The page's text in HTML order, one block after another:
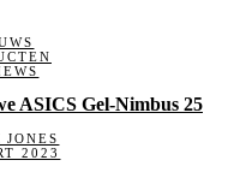
ASICS Gel-Nimbus 25
2023